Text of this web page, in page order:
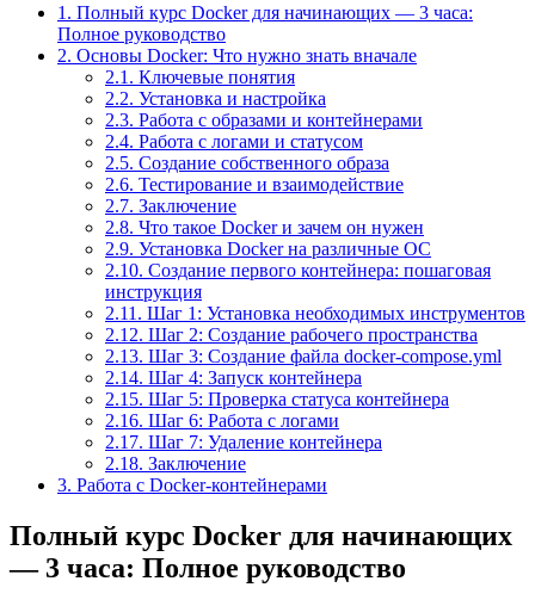
1. Полный курс Docker для начинающих — 3 часа:
Полное руководство
2. Основы Docker: Что нужно знать вначале
2.1. Ключевые понятия
2.2. Установка и настройка
2.3. Работа с образами и контейнерами
2.4. Работа с логами и статусом
2.5. Создание собственного образа
2.6. Тестирование и взаимодействие
2.7. Заключение
2.8. Что такое Docker и зачем он нужен
2.9. Установка Docker на различные ОС
2.10. Создание первого контейнера: пошаговая
инструкция
2.11. Шаг 1: Установка необходимых инструментов
2.12. Шаг 2: Создание рабочего пространства
2.13. Шаг 3: Создание файла docker-compose.yml
2.14. Шаг 4: Запуск контейнера
2.15. Шаг 5: Проверка статуса контейнера
2.16. Шаг 6: Работа с логами
2.17. Шаг 7: Удаление контейнера
2.18. Заключение
3. Работа с Docker-контейнерами
Полный курс Docker для начинающих
— 3 часа: Полное руководство